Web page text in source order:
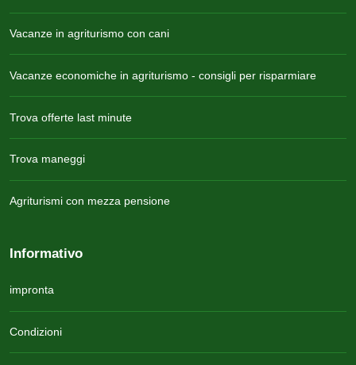
Vacanze in agriturismo con cani
Vacanze economiche in agriturismo - consigli per risparmiare
Trova offerte last minute
Trova maneggi
Agriturismi con mezza pensione
Informativo
impronta
Condizioni